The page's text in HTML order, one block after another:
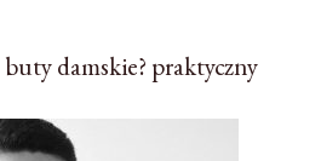
damskie? praktyczny